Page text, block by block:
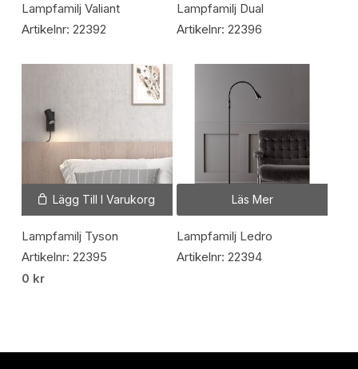
Lampfamilj Valiant
Artikelnr: 22392
Lampfamilj Dual
Artikelnr: 22396
Lägg Till I Varukorg
Lampfamilj Tyson
Artikelnr: 22395
0 kr
Läs Mer
Lampfamilj Ledro
Artikelnr: 22394